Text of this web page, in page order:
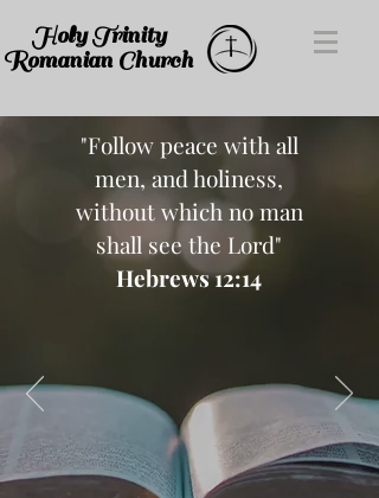
Holy Trinity
Romanian Church
About Us
"Follow peace with all
men, and holiness,
without which no man
shall see the Lord"
Hebrews 12:14